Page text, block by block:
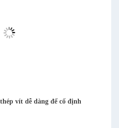
vít dễ dàng để cố định